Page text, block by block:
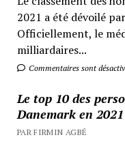
2021 a été dévoilé
Officiellement, le
milliardaires...
Commentaires sont
Le top 10 des
Danemark en 2021
PAR FIRMIN AGBÉ